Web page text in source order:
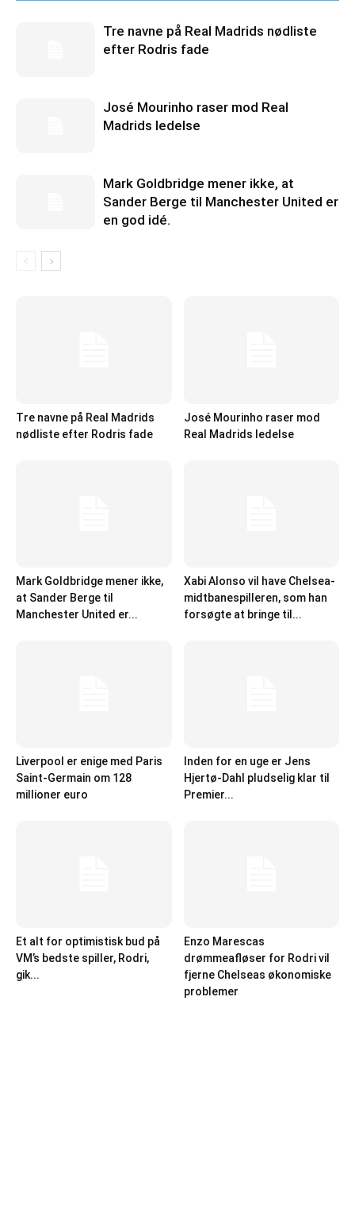
Tre navne på Real Madrids nødliste
efter Rodris fade
José Mourinho raser mod Real
Madrids ledelse
Mark Goldbridge mener ikke, at
Sander Berge til Manchester United er
en god idé.
Tre navne på Real Madrids
nødliste efter Rodris fade
José Mourinho raser mod
Real Madrids ledelse
Mark Goldbridge mener ikke,
at Sander Berge til
Manchester United er...
Xabi Alonso vil have Chelsea-
midtbanespilleren, som han
forsøgte at bringe til...
Liverpool er enige med Paris
Saint-Germain om 128
millioner euro
Inden for en uge er Jens
Hjertø-Dahl pludselig klar til
Premier...
Et alt for optimistisk bud på
VM’s bedste spiller, Rodri,
gik...
Enzo Marescas
drømmeafløser for Rodri vil
fjerne Chelseas økonomiske
problemer